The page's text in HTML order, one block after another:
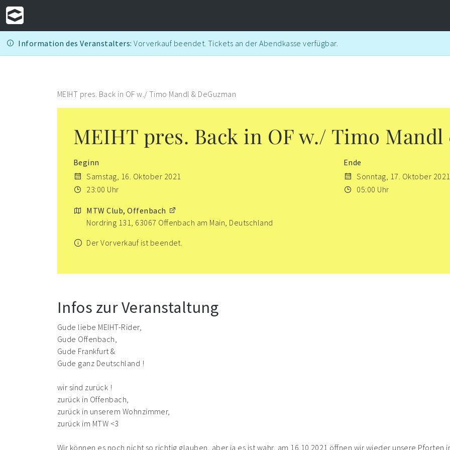
Information des Veranstalters: Vorverkauf beendet. Tickets an der Abendkasse verfügbar.
MEIHT pres. Back in OF w./ Timo Mandl & DeGuzman
MEIHT pres. Back in OF w./ Timo
Beginn
Samstag, 16. Oktober 2021
23:00 Uhr
Ende
Sonntag, 17. Oktober 2021
05:00 Uhr
MTW Club, Offenbach
Nordring 131, 63067 Offenbach am Main, Deutschland
Der Vorverkauf ist beendet.
Infos zur Veranstaltung
Gude liebe MEIHT-Rider,
Gude Offenbach,
Gude Frankfurt &
Gude ganz Deutschland !
wir sind zurück !
zurück in Offenbach,
zurück in unserem Wohnzimmer,
zurück im MTW <3
Wir können es noch nicht so richtig glauben, aber ja es ist wahr, am 16.10.2021 öffnen wir wieder unsere Pforten